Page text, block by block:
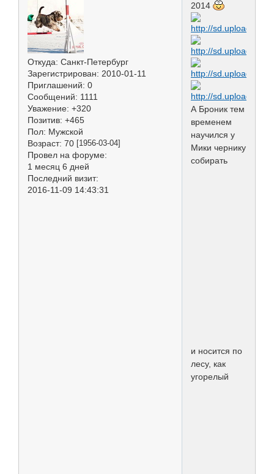
Откуда: Санкт-Петербург
Зарегистрирован: 2010-01-11
Приглашений: 0
Сообщений: 1111
Уважение: +320
Позитив: +465
Пол: Мужской
Возраст: 70 [1956-03-04]
Провел на форуме:
1 месяц 6 дней
Последний визит:
2016-11-09 14:43:31
2014
А Броник тем
временем
научился у
Мики чернику
собирать
и носится по
лесу, как
угорелый